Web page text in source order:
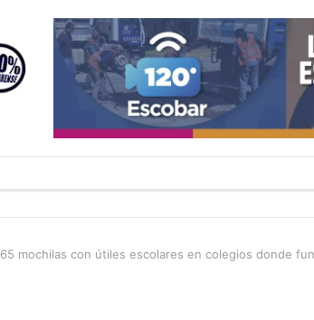
mochilas con útiles escolares en colegios donde